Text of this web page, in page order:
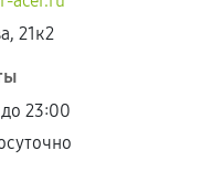
21к2
23:00